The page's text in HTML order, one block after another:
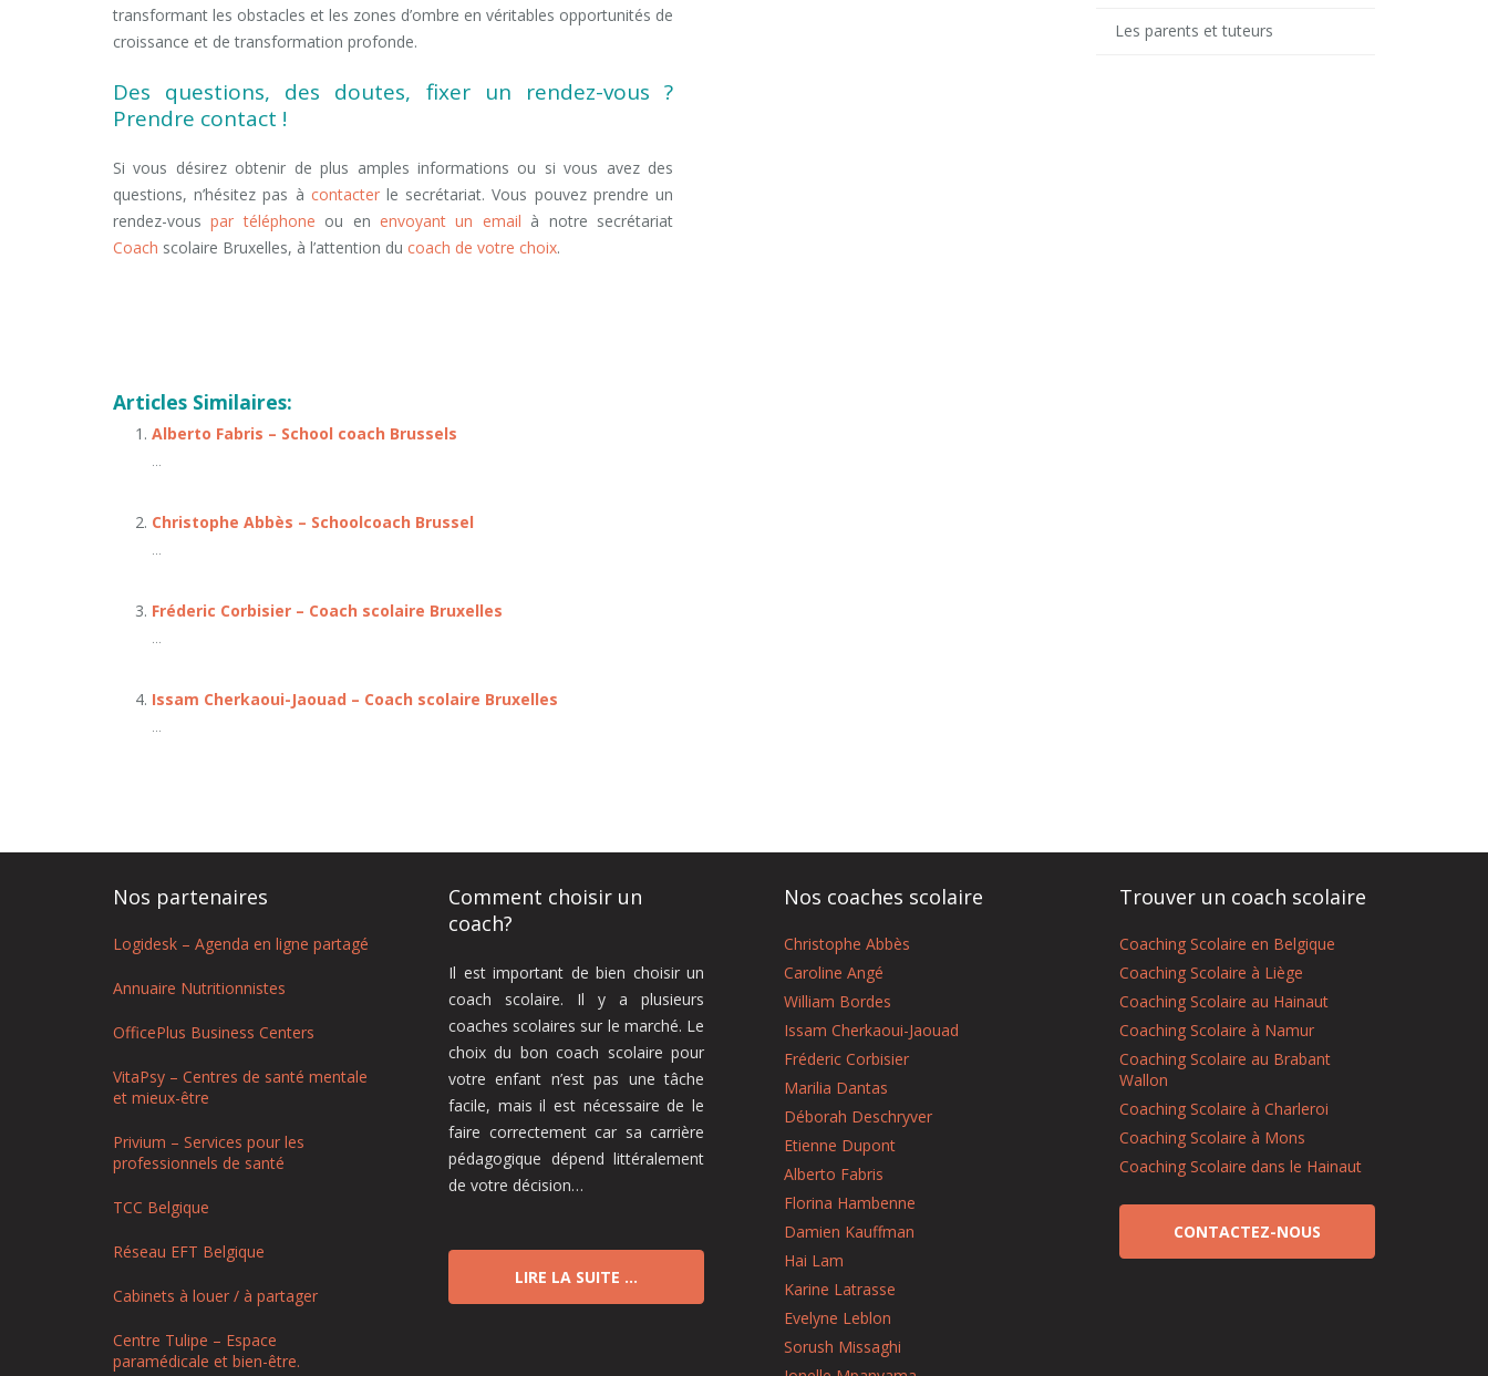
transformant les obstacles et les zones d’ombre en véritables opportunités de
croissance et de transformation profonde.
Des questions, des doutes, fixer un rendez-vous ?
Prendre contact !
Si vous désirez obtenir de plus amples informations ou si vous avez des
questions, n’hésitez pas à contacterle secrétariat. Vous pouvez prendre un
rendez-vouspar téléphone ou en envoyant un email à notre secrétariat
Coach scolaire Bruxelles, à l’attention du coach de votre choix.
Articles Similaires:
Alberto Fabris – School coach Brussels
...
Christophe Abbès – Schoolcoach Brussel
...
Fréderic Corbisier – Coach scolaire Bruxelles
...
Issam Cherkaoui-Jaouad – Coach scolaire Bruxelles
...
Les parents et tuteurs
Nos partenaires
Logidesk – Agenda en ligne partagé
Annuaire Nutritionnistes
OfficePlus Business Centers
VitaPsy – Centres de santé mentale
et mieux-être
Privium – Services pour les
professionnels de santé
TCC Belgique
Réseau EFT Belgique
Cabinets à louer / à partager
Centre Tulipe – Espace
paramédicale et bien-être.
Comment choisir un
coach?
Il est important de bien choisir un
coach scolaire. Il y a plusieurs
coaches scolaires sur le marché. Le
choix du bon coach scolaire pour
votre enfant n’est pas une tâche
facile, mais il est nécessaire de le
faire correctement car sa carrière
pédagogique dépend littéralement
de votre décision…
LIRE LA SUITE …
Nos coaches scolaire
Christophe Abbès
Caroline Angé
William Bordes
Issam Cherkaoui-Jaouad
Fréderic Corbisier
Marilia Dantas
Déborah Deschryver
Etienne Dupont
Alberto Fabris
Florina Hambenne
Damien Kauffman
Hai Lam
Karine Latrasse
Evelyne Leblon
Sorush Missaghi
Trouver un coach scolaire
Coaching Scolaire en Belgique
Coaching Scolaire à Liège
Coaching Scolaire au Hainaut
Coaching Scolaire à Namur
Coaching Scolaire au Brabant
Wallon
Coaching Scolaire à Charleroi
Coaching Scolaire à Mons
Coaching Scolaire dans le Hainaut
CONTACTEZ-NOUS